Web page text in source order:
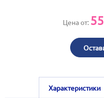
Цена от:
Характеристики